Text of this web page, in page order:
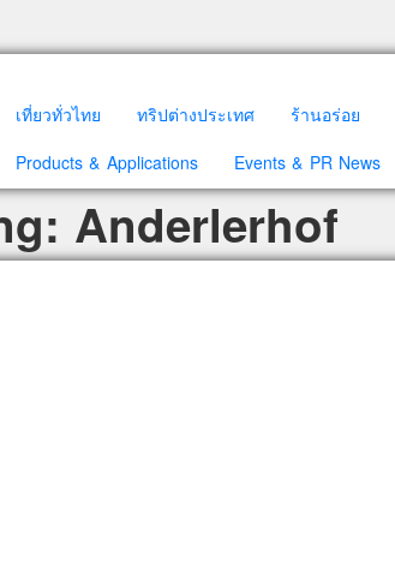
เที่ยวทั่วไทย ทริปต่างประเทศ ร้านอร่อย
Products & Applications
Events & PR News
Anderlerhof